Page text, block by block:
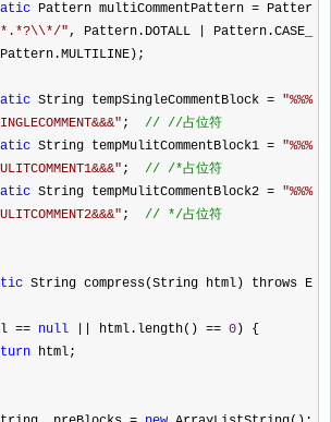
Pattern multiCommentPattern = Patter
", Pattern.DOTALL
Pattern.CASE_
Pattern.MULTILINE);
String tempSingleCommentBlock = "%%%
" ; // //占位符
String tempMulitCommentBlock1 = "%%%
" ; // /*占位符
String tempMulitCommentBlock2 = "%%%
" ; // */占位符
String compress(String html) throws E
== null html.length() == 0 ) {
html;